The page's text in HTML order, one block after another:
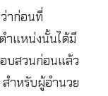
าก่อนที่
ำแหน่งนั้นได้มี
บสวนก่อนแล้ว
ำหรับผู้อำนวย